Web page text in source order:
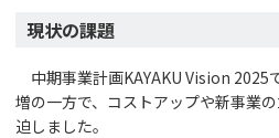
現状の課題
中期事業計画KAYAKU Vision 2025
増の一方で、コストアップや新事業
迫しました。